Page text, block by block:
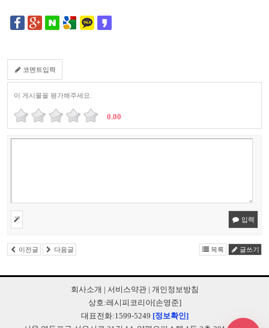
코멘트입력
이 게시물을 평가해주세요.
0.00
입력
이전글 다음글 목록 글쓰기
회사소개 | 서비스약관| 개인정보방침
상호:레시피코리아[손영준]
대표전화:1599-5249 [정보확인]